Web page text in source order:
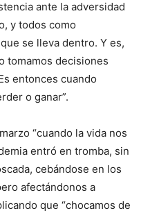
ante la adversidad
y todos como
se lleva dentro. Y es,
tomamos decisiones
entonces cuando
o ganar”.
“cuando la vida nos
entró en tromba, sin
cebándose en los
afectándonos a
que “chocamos de